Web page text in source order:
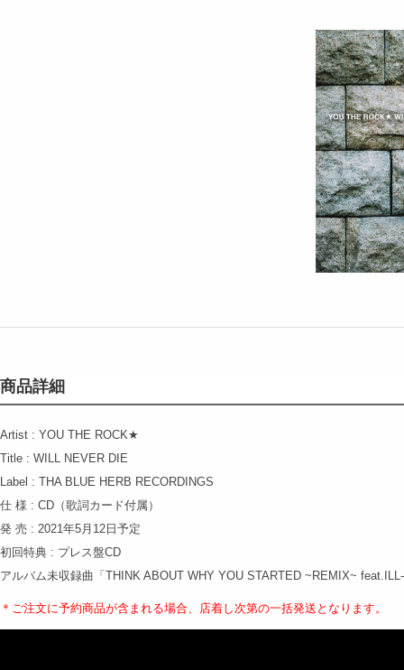
商品詳細
Artist : YOU THE ROCK★
Title : WILL NEVER DIE
Label : THA BLUE HERB RECORDINGS
仕 様 : CD（歌詞カード付属）
発 売 : 2021年5月12日予定
初回特典 : プレス盤CD
アルバム未収録曲「THINK ABOUT WHY YOU STARTED ~REMIX~
＊ご注文に予約商品が含まれる場合、店着し次第の一括発送となります。